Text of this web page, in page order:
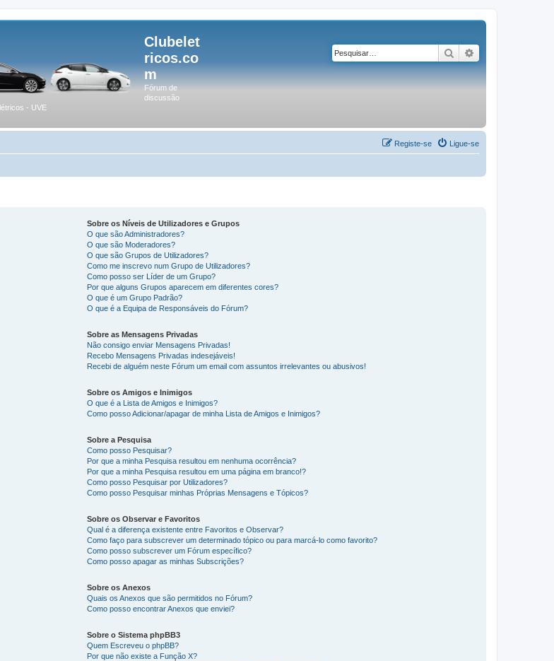
Clubelet
ricos.co
m
Fórum de
discussão
- UVE
Pesquisar
Ligue-se
Registe-se
Sobre os Níveis de Utilizadores e Grupos
O que são Administradores?
O que são Moderadores?
O que são Grupos de Utilizadores?
Como me inscrevo num Grupo de Utilizadores?
Como posso ser Líder de um Grupo?
Por que alguns Grupos aparecem em diferentes cores?
O que é um Grupo Padrão?
O que é a Equipa de Responsáveis do Fórum?
Sobre as Mensagens Privadas
Não consigo enviar Mensagens Privadas!
Recebo Mensagens Privadas indesejáveis!
Recebi de alguém neste Fórum um email com assuntos irrelevantes ou abusivos!
Sobre os Amigos e Inimigos
O que é a Lista de Amigos e Inimigos?
Como posso Adicionar/apagar de minha Lista de Amigos e Inimigos?
Sobre a Pesquisa
Como posso Pesquisar?
Por que a minha Pesquisa resultou em nenhuma ocorrência?
Por que a minha Pesquisa resultou em uma página em branco!?
Como posso Pesquisar por Utilizadores?
Como posso Pesquisar minhas Próprias Mensagens e Tópicos?
Sobre os Observar e Favoritos
Qual é a diferença existente entre Favoritos e Observar?
Como faço para subscrever um determinado tópico ou para marcá-lo como favorito?
Como posso subscrever um Fórum específico?
Como posso apagar as minhas Subscrições?
Sobre os Anexos
Quais os Anexos que são permitidos no Fórum?
Como posso encontrar Anexos que enviei?
Sobre o Sistema phpBB3
Quem Escreveu o phpBB?
Por que não existe a Função X?